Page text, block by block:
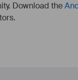
Download the